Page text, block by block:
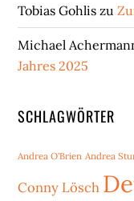
Tobias Gohlis zu
Michael
Jahres 2025
SCHLAGWÖRTER
Andrea O'Brien Andrea
Conny Lösch